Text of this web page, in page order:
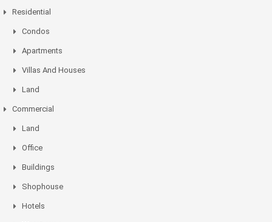
Residential
Condos
Apartments
Villas And Houses
Land
Commercial
Land
Office
Buildings
Shophouse
Hotels